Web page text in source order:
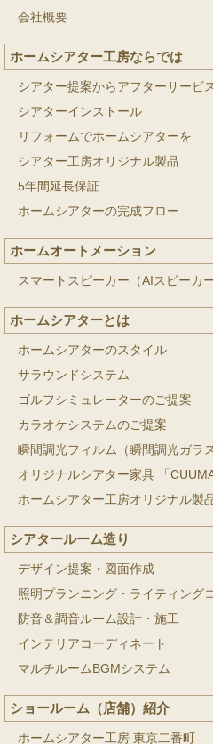
会社概要
ホームシアター工房ならでは
シアター提案からアフターサービ
シアターインストール
リフォームでホームシアターを
シアター工房オリジナル製品
5年間延長保証
ホームシアターの完成フロー
ホームオートメーション
スマートスピーカー（AIスピーカー
ホームシアターとは
ホームシアターのスタイル
サラウンドシステム
ゴルフシミュレーターのご提案
カラオケシステムのご提案
瞬間調光フィルム（瞬間調光ガラス
オリジナルシアター家具 「
ホームシアター工房オリジナル製
シアタールーム造り
デザイン提案・図面作成
照明プランニング・ライティング
防音＆調音ルーム設計・施工
インテリアコーディネート
マルチルームBGMシステム
ショールーム（店舗）紹介
ホームシアター工房 東京二番町